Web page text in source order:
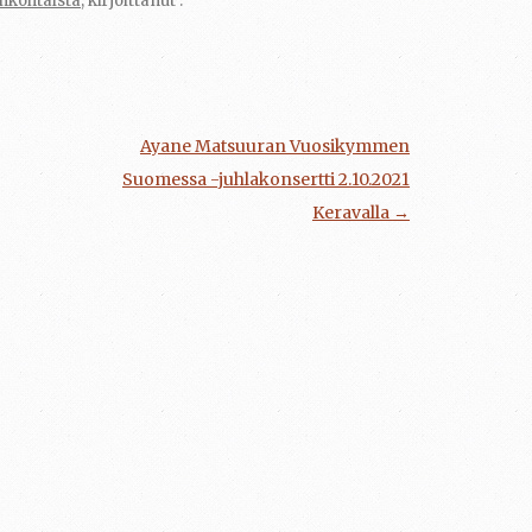
Ayane Matsuuran Vuosikymmen
Suomessa -juhlakonsertti 2.10.2021
Keravalla →